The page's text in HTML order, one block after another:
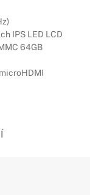
IPS LED LCD
64GB